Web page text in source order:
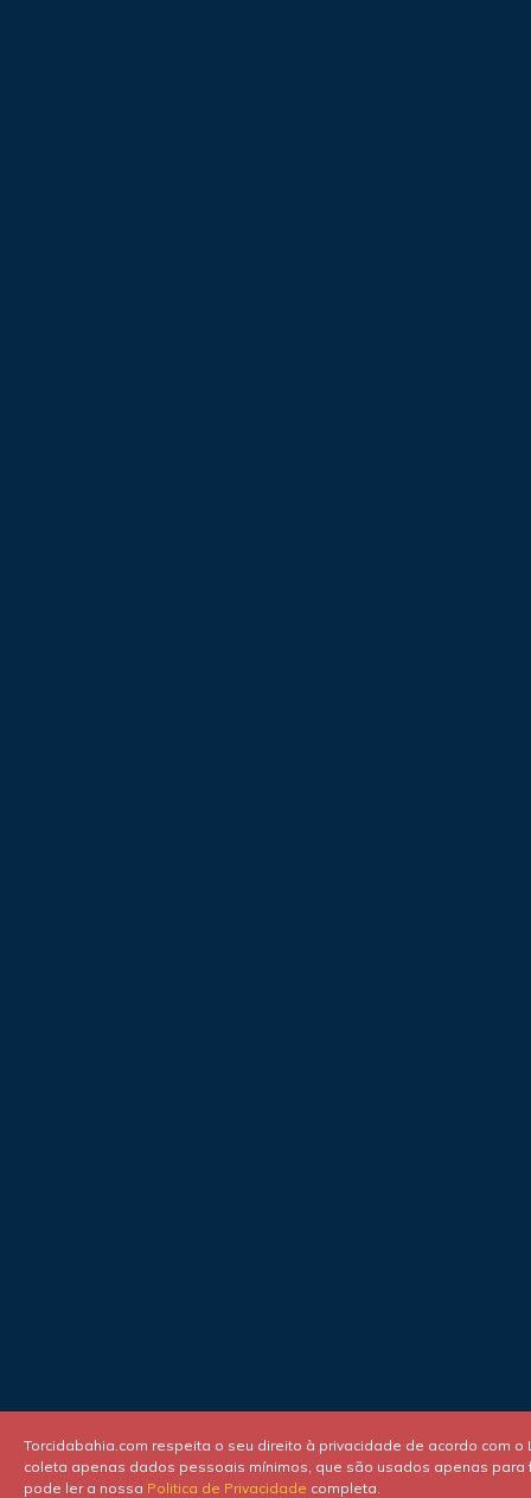
Torcidabahia.com respeita o seu direito à privacidade de acordo com o
coleta apenas dados pessoais mínimos, que são usados apenas para
pode ler a nossa Politica de Privacidade completa.